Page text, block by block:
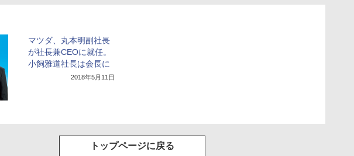
マツダ、丸本明副社長
が社長兼CEOに就任。
小飼雅道社長は会長に
2018年5月11日
トップページに戻る